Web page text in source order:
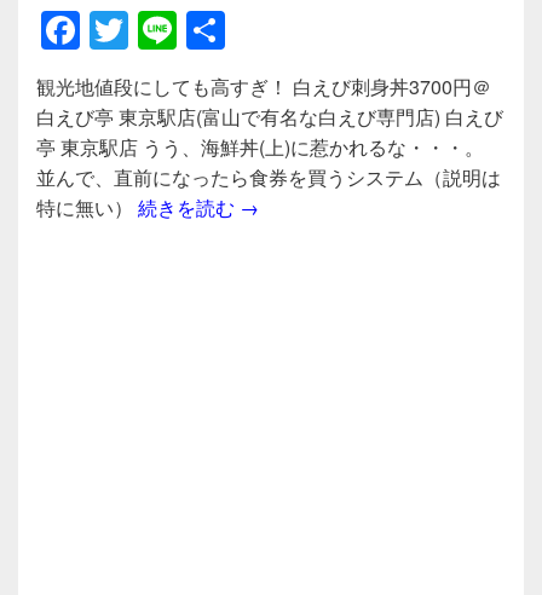
F
a
c
e
b
o
T
wi
tt
er
Li
n
e
有
観光地値段にしても高すぎ！ 白えび刺身丼3700円＠
白えび亭 東京駅店(富山で有名な白えび専門店) 白えび
亭 東京駅店 うう、海鮮丼(上)に惹かれるな・・・。
並んで、直前になったら食券を買うシステム（説明は
特に無い） 続きを読む 観光地値段にしても高すぎ！ 白
→